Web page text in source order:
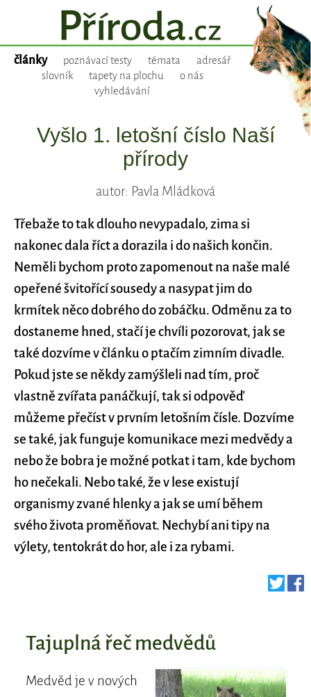
články poznávací testy témata
adresář
slovník
tapety na plochu
o nás
vyhledávání
Vyšlo 1. letošní číslo Naší
přírody
autor: Pavla Mládková
Třebaže to tak dlouho nevypadalo, zima si
nakonec dala říct a dorazila i do našich končin.
Neměli bychom proto zapomenout na naše malé
opeřené švitořící sousedy a nasypat jim do
krmítek něco dobrého do zobáčku. Odměnu za to
dostaneme hned, stačí je chvíli pozorovat, jak se
také dozvíme v článku o ptačím zimním divadle.
Pokud jste se někdy zamýšleli nad tím, proč
vlastně zvířata panáčkují, tak si odpověď
můžeme přečíst v prvním letošním čísle. Dozvíme
se také, jak funguje komunikace mezi medvědy a
nebo že bobra je možné potkat i tam, kde bychom
ho nečekali. Nebo také, že v lese existují
organismy zvané hlenky a jak se umí během
svého života proměňovat. Nechybí ani tipy na
výlety, tentokrát do hor, ale i za rybami.
Tajuplná řeč medvědů
Medvěd je v nových